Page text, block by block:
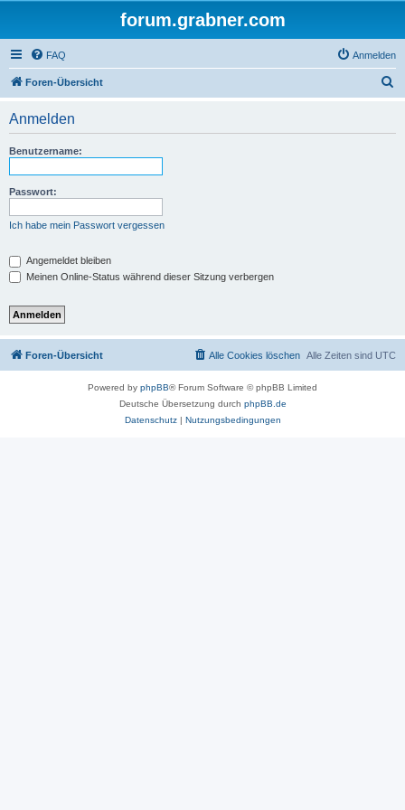
forum.grabner.com
FAQ Anmelden
Foren-Übersicht
Anmelden
Benutzername:
Passwort:
Ich habe mein Passwort vergessen
Angemeldet bleiben
Meinen Online-Status während dieser Sitzung verbergen
Foren-Übersicht Alle Zeiten sind UTC
Alle Cookies löschen
Powered by phpBB® Forum Software © phpBB Limited
Deutsche Übersetzung durch phpBB.de
Datenschutz| Nutzungsbedingungen